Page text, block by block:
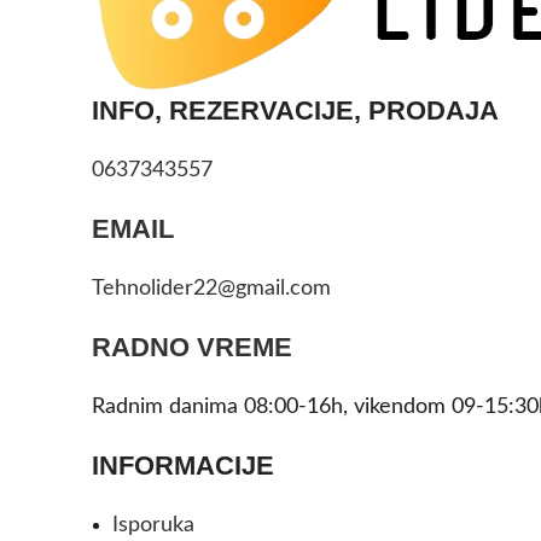
INFO, REZERVACIJE, PRODAJA
0637343557
EMAIL
Tehnolider22@gmail.com
RADNO VREME
Radnim danima 08:00-16h, vikendom 09-
INFORMACIJE
Isporuka